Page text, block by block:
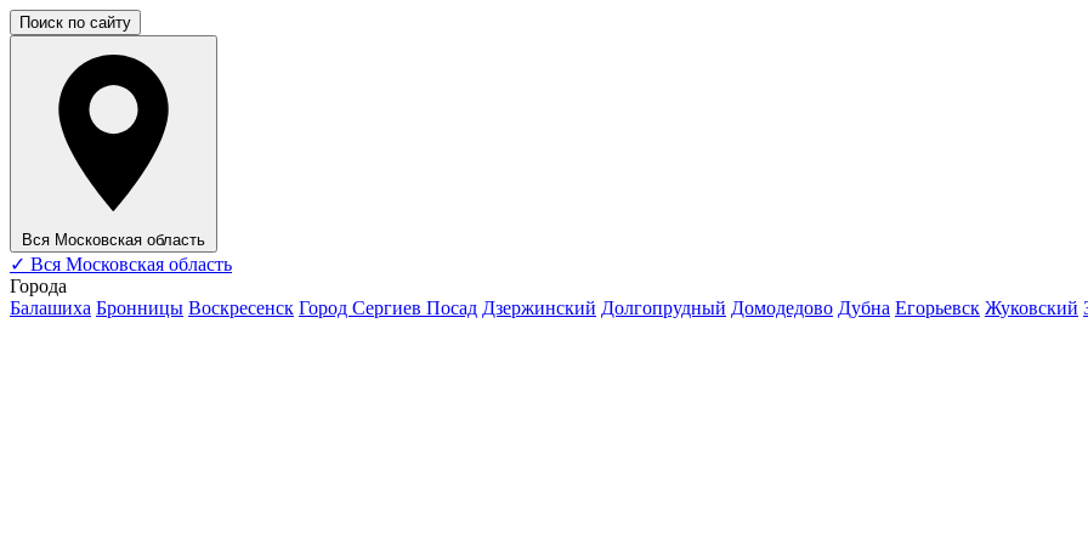
Поиск по сайту
Вся Московская область
✓ Вся Московская область
Города
Балашиха Бронницы Воскресенск Город Сергиев Посад Дзержинский Долгопрудный Домодедово Дубна Егорьевск Жуковский